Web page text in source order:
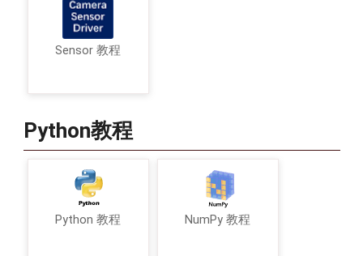
Sensor 教程
Python教程
Python 教程 NumPy 教程